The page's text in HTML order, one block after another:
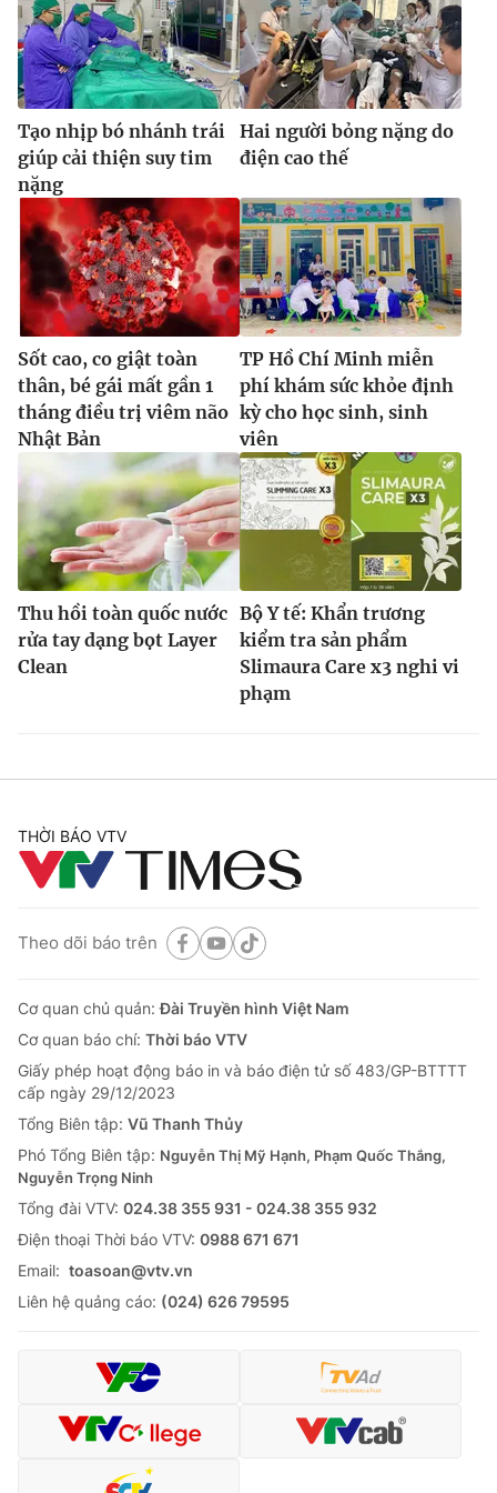
Ðiện thoại Thời báo VTV:024.66 897 897
Email:toasoan@vtv.vn
Liên hệ quảng cáo:024-7300.7108
® Cấm sao chép dưới mọi hình thức nếu không có sự chấp
thuận bằng văn bản. Ghi rõ nguồn VTV.vn khi phát hành lại
thông tin từ website này.
Tạo nhịp bó nhánh trái
giúp cải thiện suy tim
nặng
Hai người bỏng nặng do
điện cao thế
Sốt cao, co giật toàn
thân, bé gái mất gần 1
tháng điều trị viêm não
Nhật Bản
TP Hồ Chí Minh miễn
phí khám sức khỏe định
kỳ cho học sinh, sinh
viên
Thu hồi toàn quốc nước
rửa tay dạng bọt Layer
Clean
Bộ Y tế: Khẩn trương
kiểm tra sản phẩm
Slimaura Care x3 nghi vi
phạm
THỜI BÁO VTV
Theo dõi báo trên
Cơ quan chủ quản:Đài Truyền hình Việt Nam
Cơ quan báo chí: Thời báo VTV
Giấy phép hoạt động báo in và báo điện tử số 483/GP-BTTTT
cấp ngày 29/12/2023
Tổng Biên tập: Vũ Thanh Thủy
Phó Tổng Biên tập: Nguyễn Thị Mỹ Hạnh, Phạm Quốc Thắng,
Nguyễn Trọng Ninh
Tổng đài VTV: 024.38 355 931 - 024.38 355 932
Ðiện thoại Thời báo VTV: 0988 671 671
Email: toasoan@vtv.vn
Liên hệ quảng cáo: (024) 626 79595